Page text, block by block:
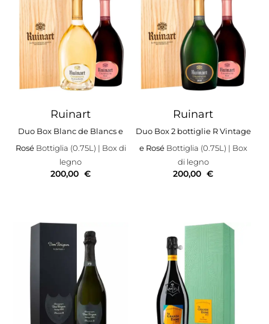
Ruinart
Duo Box Blanc de Blancs e
RoséBottiglia (0.75L) | Box di
legno
200,00 €
Ruinart
Duo Box 2 bottiglie R Vintage
e RoséBottiglia (0.75L) | Box
di legno
200,00 €